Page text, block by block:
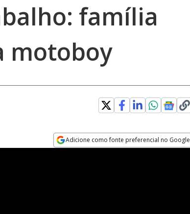
família
motoboy
Adicione como fonte preferencial no Google